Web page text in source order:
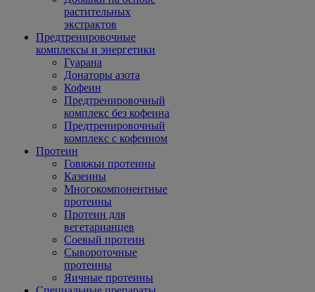
растительных
экстрактов
Предтренировочные
комплексы и энергетики
Гуарана
Донаторы азота
Кофеин
Предтренировочный
комплекс без кофеина
Предтренировочный
комплекс с кофеином
Протеин
Говяжьи протеины
Казеины
Многокомпонентные
протеины
Протеин для
вегетарианцев
Соевый протеин
Сывороточные
протеины
Яичные протеины